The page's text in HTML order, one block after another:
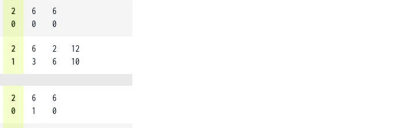
2
0
6
0
6
0
2
1
6
3
2
6
12
10
2
0
6
1
6
0